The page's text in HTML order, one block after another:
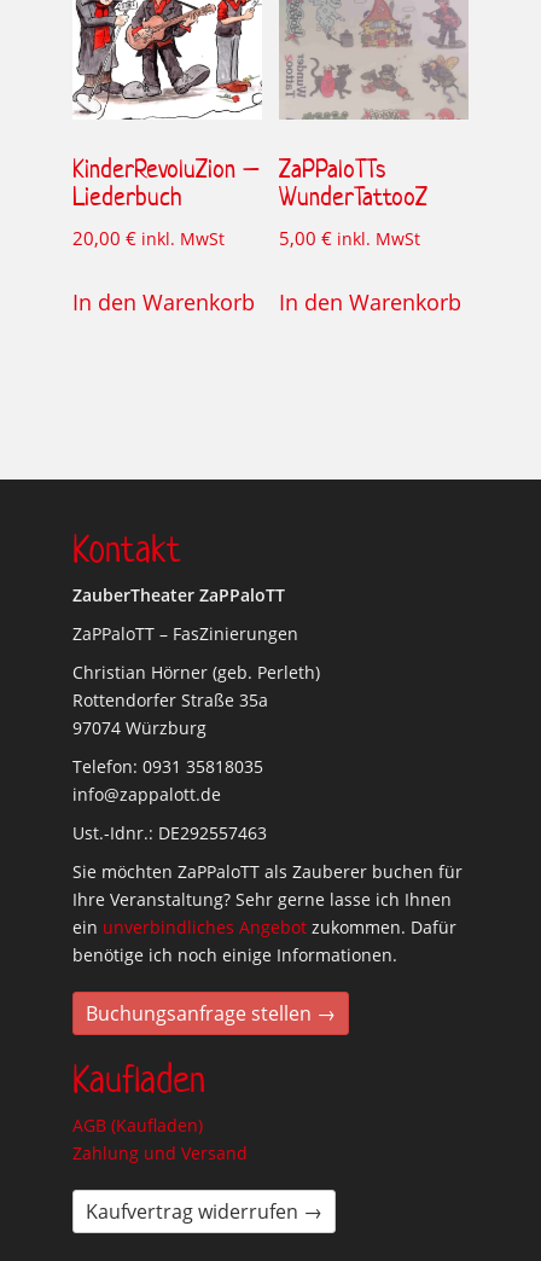
KinderRevoluZion –
Liederbuch
20,00 € inkl. MwSt
In den Warenkorb
ZaPPaloTTs
WunderTattooZ
5,00 € inkl. MwSt
In den Warenkorb
Kontakt
ZauberTheater ZaPPaloTT
ZaPPaloTT – FasZinierungen
Christian Hörner (geb. Perleth)
Rottendorfer Straße 35a
97074 Würzburg
Telefon: 0931 35818035
info@zappalott.de
Ust.-Idnr.: DE292557463
Sie möchten ZaPPaloTT als Zauberer buchen für
Ihre Veranstaltung? Sehr gerne lasse ich Ihnen
ein unverbindliches Angebot zukommen. Dafür
benötige ich noch einige Informationen.
Buchungsanfrage stellen →
Kaufladen
AGB (Kaufladen)
Zahlung und Versand
Kaufvertrag widerrufen →